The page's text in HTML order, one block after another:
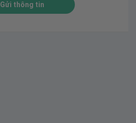
Gửi thông tin